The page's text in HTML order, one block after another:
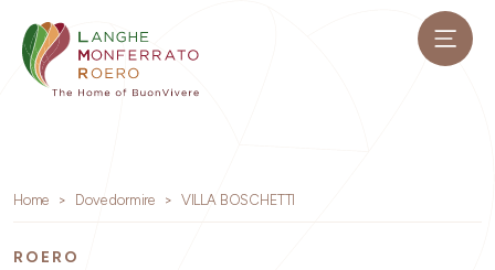
Home Dove dormire VILLA BOSCHETTI
ROERO